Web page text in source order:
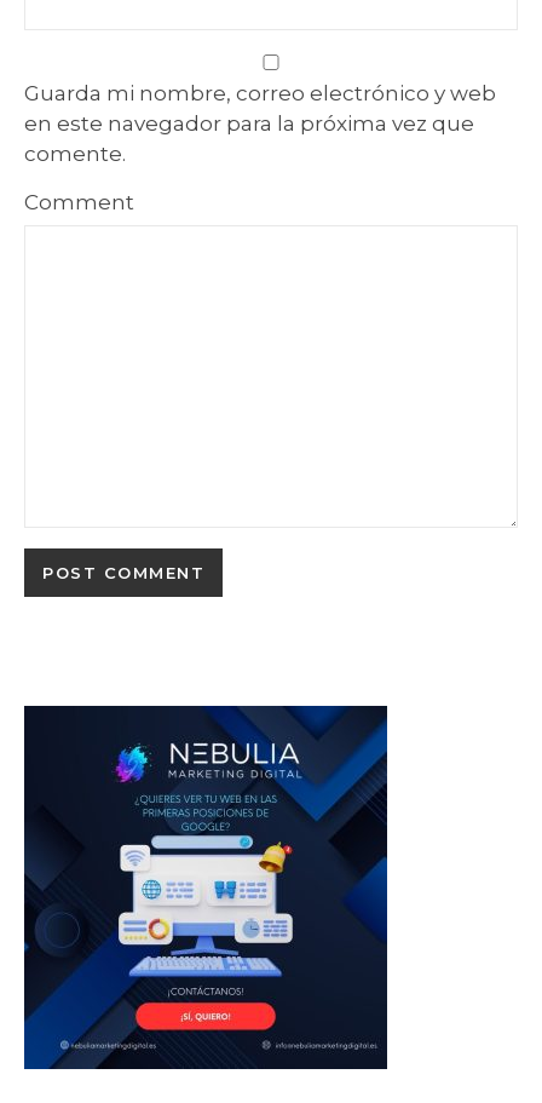
Guarda mi nombre, correo electrónico y web
en este navegador para la próxima vez que
comente.
Comment